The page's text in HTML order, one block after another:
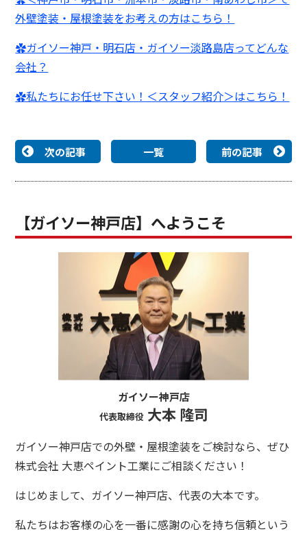
外壁塗装・屋根塗装をお考えの方はこちら！
✿ガイソー神戸・明石店・ガイソー淡路島店ってどんな
会社？
✿私たちにお任せ下さい！＜スタッフ紹介＞はこちら！
次の記事 一覧 前の記事
【ガイソー神戸店】へようこそ
ガイソー神戸店
代表取締役大本 隆司
ガイソー神戸店での外壁・屋根塗装をご検討なら、ぜひ
株式会社 大恵ペイント工業にご相談ください！
はじめまして、ガイソー神戸店、代表の大本です。
私たちはお客様の心を一番に感謝の心を持ち信頼という